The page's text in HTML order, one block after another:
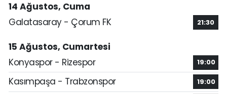
14 Ağustos, Cuma
Galatasaray - Çorum FK
21:30
15 Ağustos, Cumartesi
Konyaspor - Rizespor
19:00
Kasımpaşa - Trabzonspor 19:00